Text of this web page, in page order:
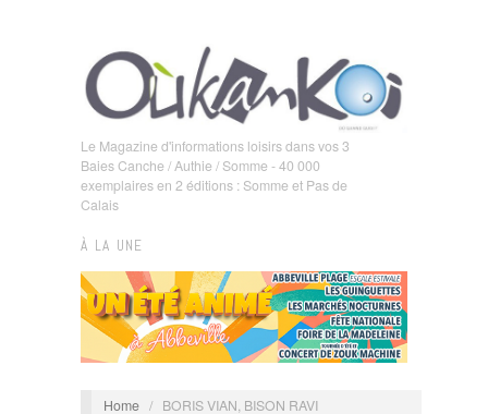
Le Magazine d'informations loisirs dans vos 3
Baies Canche / Authie / Somme - 40 000
exemplaires en 2 éditions : Somme et Pas de
Calais
À LA UNE
Home / BORIS VIAN, BISON RAVI